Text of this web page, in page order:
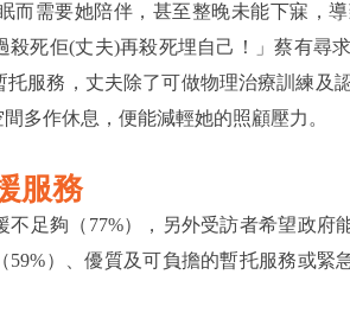
而需要她陪伴，甚至整晚未能下寐，
殺死佢(丈夫)再殺死埋自己！」蔡有尋
服務，丈夫除了可做物理治療訓練及
多作休息，便能減輕她的照顧壓力。
服務
足夠（77%），另外受訪者希望政府
）、優質及可負擔的暫托服務或緊